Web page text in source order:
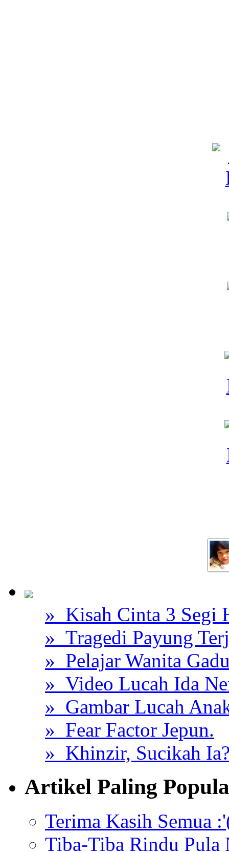
» Kisah Cinta 3 Segi
» Tragedi Payung
» Pelajar Wanita
» Video Lucah Ida
» Gambar Lucah
» Fear Factor Jepun.
» Khinzir, Sucikah
Artikel Paling
Terima Kasih Semua
Tiba-Tiba Rindu Pula